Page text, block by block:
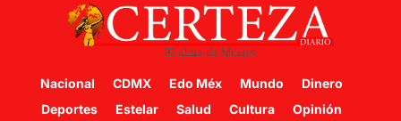
Nacional CDMX Edo Méx Mundo
Dinero
Deportes
Estelar Salud Cultura Opinión